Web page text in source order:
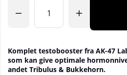
Komplet testobooster fra AK-47
som kan give optimale
andet Tribulus & Bukkehorn.